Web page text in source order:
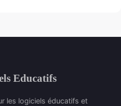
Educatifs
les logiciels éducatifs et